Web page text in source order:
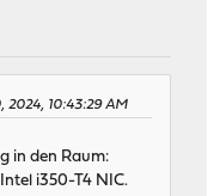
2024, 10:43:29 AM
in den Raum:
i350-T4 NIC.